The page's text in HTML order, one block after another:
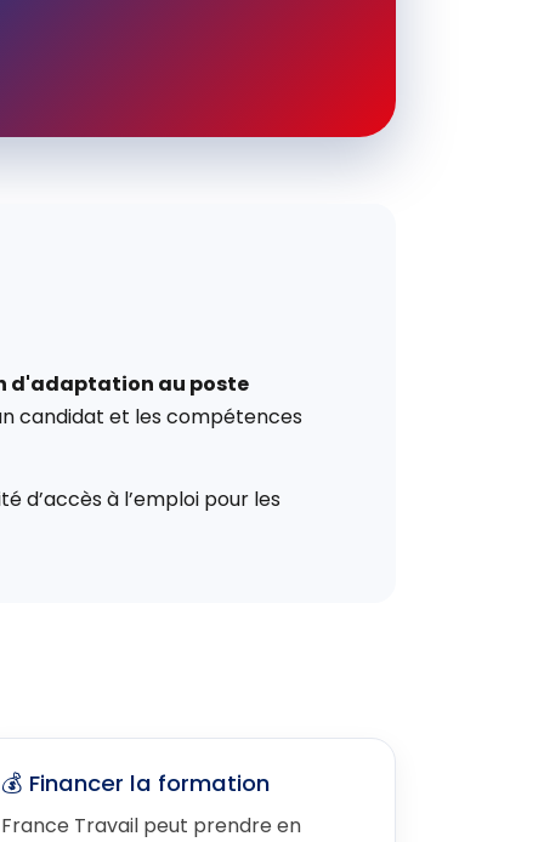
d'adaptation au poste
candidat et les compétences
d’accès à l’emploi pour les
💰 Financer la formation
France Travail peut prendre en